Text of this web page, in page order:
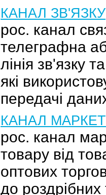
КАНАЛ ЗВ'ЯЗКУ
рос. канал
телеграфна
лінія зв'язку
які
передачі
КАНАЛ
рос. канал
товару від
оптових
до роздрібних